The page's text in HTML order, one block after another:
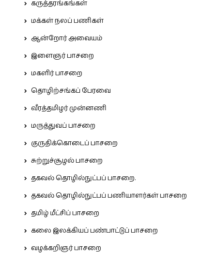
கருத்தரங்கங்கள்
மக்கள் நலப் பணிகள்
ஆன்றோர் அவையம்
இளைஞர் பாசறை
மகளிர் பாசறை
தொழிற்சங்கப் பேரவை
வீரத்தமிழர் முன்னணி
மருத்துவப் பாசறை
குருதிக்கொடைப் பாசறை
சுற்றுச்சூழல் பாசறை
தகவல் தொழில்நுட்பப் பாசறை.
தகவல் தொழில்நுட்பப் பணியாளர்கள் பாசறை
தமிழ் மீட்சிப் பாசறை
கலை இலக்கியப் பண்பாட்டுப் பாசறை
வழக்கறிஞர் பாசறை